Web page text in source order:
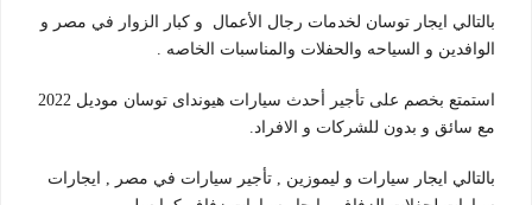
بالتالي ايجار توسان لخدمات رجال الأعمال و كبار الزوار في مصر و
الوافدين و السياحه والحفلات والمناسبات الخاصه .
استمتع بخصم على تأجير أحدث سيارات هيونداى توسان موديل 2022
مع سائق و بدون للشركات و الافراد.
بالتالي ايجار سيارات و ليموزين , تأجير سيارات في مصر , ايجارات